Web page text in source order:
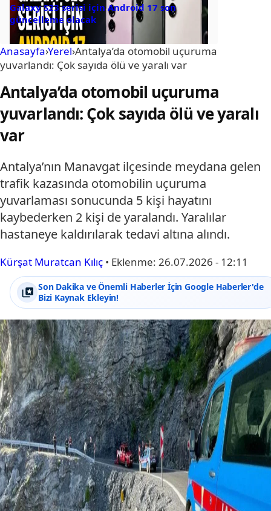
Galaxy S23 serisi için Android 17 son
güncelleme olacak
Anasayfa›Yerel›Antalya’da otomobil uçuruma
yuvarlandı: Çok sayıda ölü ve yaralı var
Antalya’da otomobil uçuruma
yuvarlandı: Çok sayıda ölü ve yaralı
var
Antalya’nın Manavgat ilçesinde meydana gelen
trafik kazasında otomobilin uçuruma
yuvarlaması sonucunda 5 kişi hayatını
kaybederken 2 kişi de yaralandı. Yaralılar
hastaneye kaldırılarak tedavi altına alındı.
Kürşat Muratcan Kılıç • Eklenme: 26.07.2026 - 12:11
Son Dakika ve Önemli Haberler İçin Google Haberler'de
Bizi Kaynak Ekleyin!